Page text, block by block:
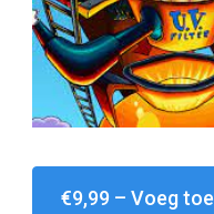
€9,99 – Voeg toe